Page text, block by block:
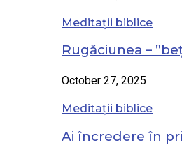
Meditații biblice
Rugăciunea –
October 27, 2025
Meditații biblice
Ai încredere în